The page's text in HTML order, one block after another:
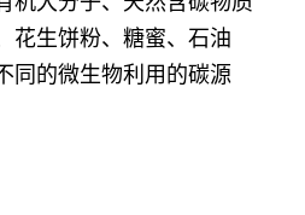
花生饼粉、糖蜜、石油
同的微生物利用的碳源